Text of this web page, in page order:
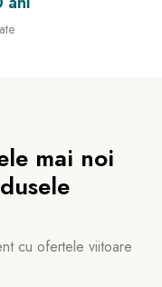
mai noi
cu ofertele viitoare